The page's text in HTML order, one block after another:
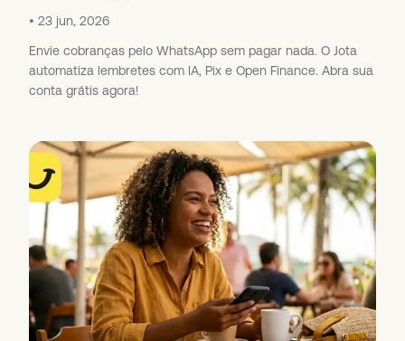
23 jun, 2026
Envie cobranças pelo WhatsApp sem pagar nada. O Jota
automatiza lembretes com IA, Pix e Open Finance. Abra sua
conta grátis agora!